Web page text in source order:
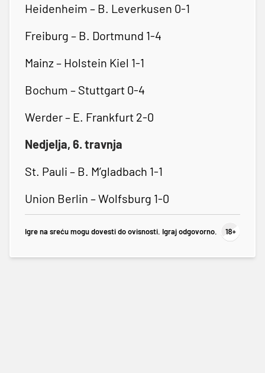
Heidenheim – B. Leverkusen 0-1
Freiburg – B. Dortmund 1-4
Mainz – Holstein Kiel 1-1
Bochum – Stuttgart 0-4
Werder – E. Frankfurt 2-0
Nedjelja, 6. travnja
St. Pauli – B. M’gladbach 1-1
Union Berlin – Wolfsburg 1-0
Igre na sreću mogu dovesti do ovisnosti. Igraj odgovorno.